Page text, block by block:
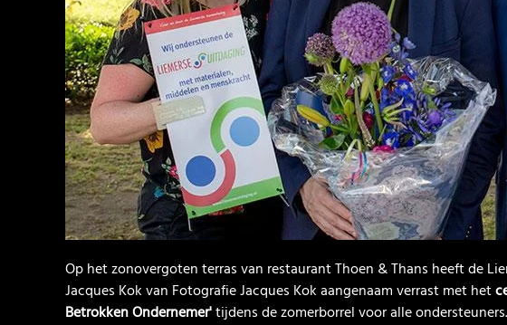
Op het zonovergoten terras van restaurant Thoen & Thans heeft de
Jacques Kok van Fotografie Jacques Kok aangenaam verrast met het
Betrokken Ondernemer'tijdens de zomerborrel voor alle ondersteuners.